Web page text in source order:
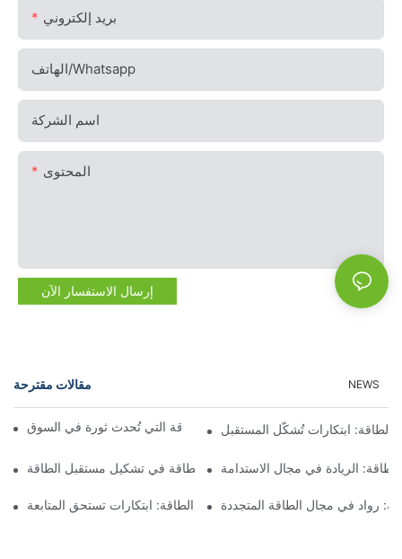
بريد إلكتروني
الهاتف/whatsapp
اسم الشركة
المحتوى
إرسال الاستفسار الآن
مقالات مقترحة NEWS
أفضل شركات حلول تخزين الطاقة التي تُحدث ثورة في السوق
ابتكارات تُشكّل المستقبل
كيف تساهم شركات حلول تخزين الطاقة في تشكيل مستقبل الطاقة
الريادة في مجال الاستدامة
شركات حلول تخزين الطاقة: ابتكارات تستحق المتابعةرواد في مجال الطاقة المتجددة